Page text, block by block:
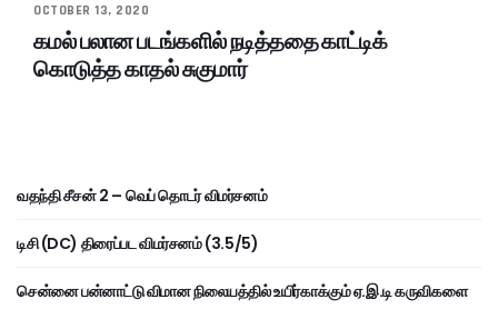
OCTOBER 13, 2020
கமல் பலான படங்களில் நடித்ததை காட்டிக்
கொடுத்த காதல் சுகுமார்
வதந்தி சீசன் 2 – வெப் தொடர் விமர்சனம்
டிசி (DC) திரைப்பட விமர்சனம் (3.5/5)
சென்னை பன்னாட்டு விமான நிலையத்தில் உயிர்காக்கும் ஏ.இ.டி கருவிகளை